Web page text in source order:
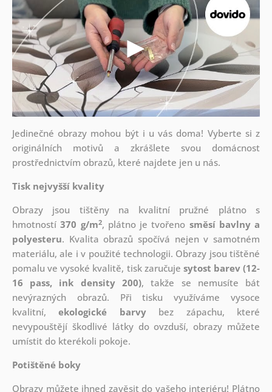
Jedinečné obrazy mohou být i u vás doma! Vyberte si z
originálních motivů a zkrášlete svou domácnost
prostřednictvím obrazů, které najdete jen u nás.
Tisk nejvyšší kvality
Obrazy jsou tištěny na kvalitní pružné plátno s
hmotností370 g/m2, plátno je tvořeno směsí bavlny a
polyesteru. Kvalita obrazů spočívá nejen v samotném
materiálu, ale i v použité technologii. Obrazy jsou tištěné
pomalu ve vysoké kvalitě, tisk zaručuje sytost barev (12-
16 pass, ink density 200), takže se nemusíte bát
nevýrazných obrazů. Při tisku využíváme vysoce
kvalitní,ekologické barvybez zápachu, které
nevypouštějí škodlivé látky do ovzduší, obrazy můžete
umístit do kterékoli pokoje.
Potištěné boky
Obrazy můžete ihned zavěsit do vašeho interiéru! Plátno